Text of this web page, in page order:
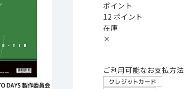
ポイント
12 ポイント
在庫
×
ご利用可能なお支払方法